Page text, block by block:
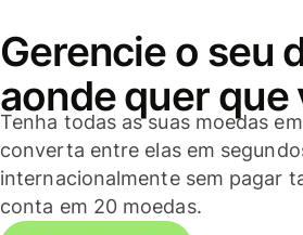
Gerencie o seu
aonde quer que
Tenha todas as suas moedas
converta entre elas em
internacionalmente sem pagar
conta em 20 moedas.